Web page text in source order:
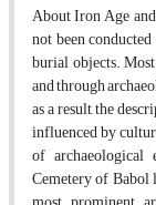
About Iron Age
not been
burial objects.
and through
as a result, the
influenced by
of archaeological
Cemetery of